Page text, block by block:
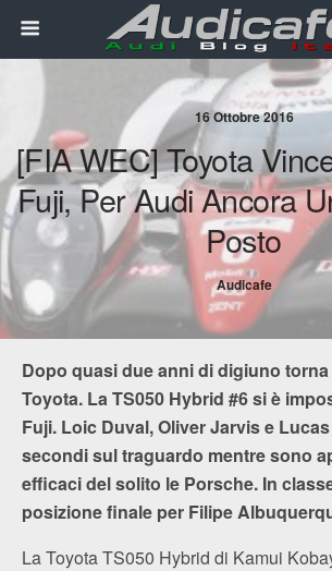
16 Ottobre 2016
[FIA WEC] Toyota
Fuji, Per Audi Ancora
Posto
Audicafe
Dopo quasi due anni di digiuno
Toyota. La TS050 Hybrid #6 si è
Fuji. Loic Duval, Oliver Jarvis e
secondi sul traguardo mentre sono
efficaci del solito le Porsche. In
posizione finale per Filipe
La Toyota TS050 Hybrid di Kamui